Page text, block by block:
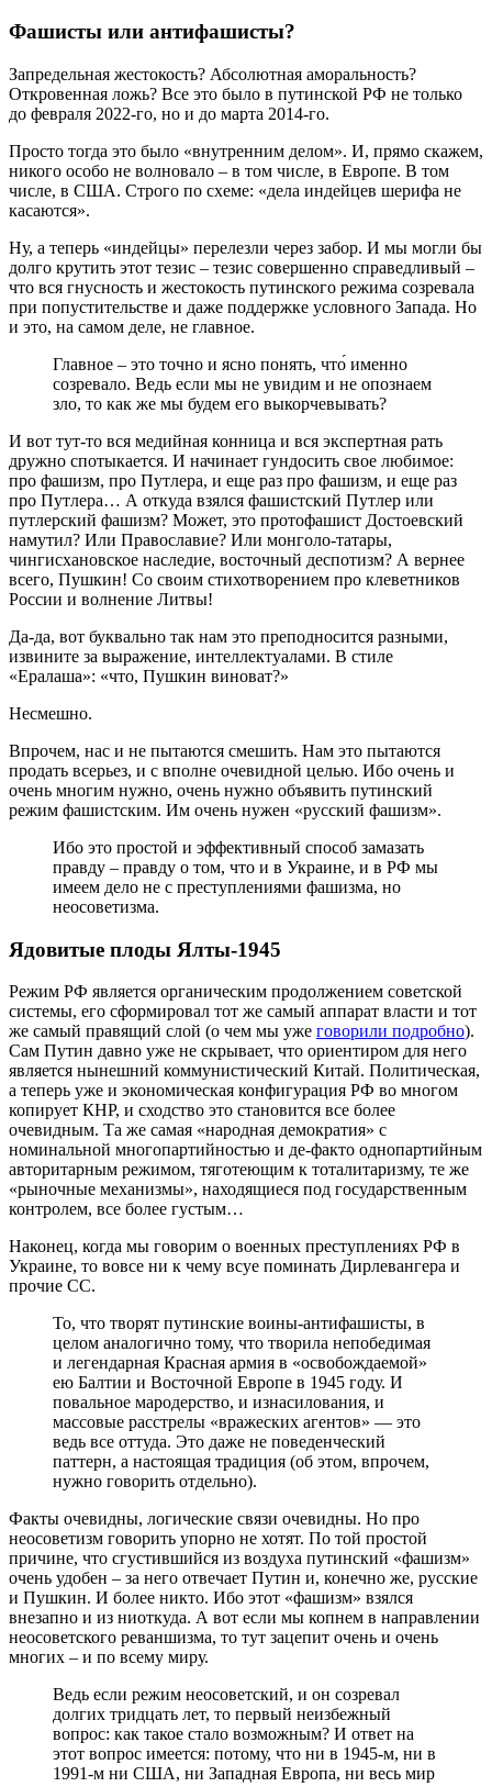
Фашисты или антифашисты?
Запредельная жестокость? Абсолютная аморальность?
Откровенная ложь? Все это было в путинской РФ не только
до февраля 2022-го, но и до марта 2014-го.
Просто тогда это было «внутренним делом». И, прямо скажем,
никого особо не волновало – в том числе, в Европе. В том
числе, в США. Строго по схеме: «дела индейцев шерифа не
касаются».
Ну, а теперь «индейцы» перелезли через забор. И мы могли бы
долго крутить этот тезис – тезис совершенно справедливый –
что вся гнусность и жестокость путинского режима созревала
при попустительстве и даже поддержке условного Запада. Но
и это, на самом деле, не главное.
Главное – это точно и ясно понять, что́ именно
созревало. Ведь если мы не увидим и не опознаем
зло, то как же мы будем его выкорчевывать?
И вот тут-то вся медийная конница и вся экспертная рать
дружно спотыкается. И начинает гундосить свое любимое:
про фашизм, про Путлера, и еще раз про фашизм, и еще раз
про Путлера… А откуда взялся фашистский Путлер или
путлерский фашизм? Может, это протофашист Достоевский
намутил? Или Православие? Или монголо-татары,
чингисхановское наследие, восточный деспотизм? А вернее
всего, Пушкин! Со своим стихотворением про клеветников
России и волнение Литвы!
Да-да, вот буквально так нам это преподносится разными,
извините за выражение, интеллектуалами. В стиле
«Ералаша»: «что, Пушкин виноват?»
Несмешно.
Впрочем, нас и не пытаются смешить. Нам это пытаются
продать всерьез, и с вполне очевидной целью. Ибо очень и
очень многим нужно, очень нужно объявить путинский
режим фашистским. Им очень нужен «русский фашизм».
Ибо это простой и эффективный способ замазать
правду – правду о том, что и в Украине, и в РФ мы
имеем дело не с преступлениями фашизма, но
неосоветизма.
Ядовитые плоды Ялты-1945
Режим РФ является органическим продолжением советской
системы, его сформировал тот же самый аппарат власти и тот
же самый правящий слой (о чем мы уже говорили подробно).
Сам Путин давно уже не скрывает, что ориентиром для него
является нынешний коммунистический Китай. Политическая,
а теперь уже и экономическая конфигурация РФ во многом
копирует КНР, и сходство это становится все более
очевидным. Та же самая «народная демократия» с
номинальной многопартийностью и де-факто однопартийным
авторитарным режимом, тяготеющим к тоталитаризму, те же
«рыночные механизмы», находящиеся под государственным
контролем, все более густым…
Наконец, когда мы говорим о военных преступлениях РФ в
Украине, то вовсе ни к чему всуе поминать Дирлевангера и
прочие СС.
То, что творят путинские воины-антифашисты, в
целом аналогично тому, что творила непобедимая
и легендарная Красная армия в «освобождаемой»
ею Балтии и Восточной Европе в 1945 году. И
повальное мародерство, и изнасилования, и
массовые расстрелы «вражеских агентов» — это
ведь все оттуда. Это даже не поведенческий
паттерн, а настоящая традиция (об этом, впрочем,
нужно говорить отдельно).
Факты очевидны, логические связи очевидны. Но про
неосоветизм говорить упорно не хотят. По той простой
причине, что сгустившийся из воздуха путинский «фашизм»
очень удобен – за него отвечает Путин и, конечно же, русские
и Пушкин. И более никто. Ибо этот «фашизм» взялся
внезапно и из ниоткуда. А вот если мы копнем в направлении
неосоветского реваншизма, то тут зацепит очень и очень
многих – и по всему миру.
Ведь если режим неосоветский, и он созревал
долгих тридцать лет, то первый неизбежный
вопрос: как такое стало возможным? И ответ на
этот вопрос имеется: потому, что ни в 1945-м, ни в
1991-м ни США, ни Западная Европа, ни весь мир